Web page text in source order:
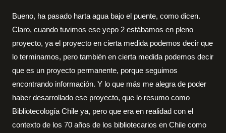
Bueno, ha pasado harta agua bajo el puente, como dicen.
Claro, cuando tuvimos ese yepo 2 estábamos en pleno
proyecto, ya el proyecto en cierta medida podemos decir que
lo terminamos, pero también en cierta medida podemos decir
que es un proyecto permanente, porque seguimos
encontrando información. Y lo que más me alegra de poder
haber desarrollado ese proyecto, que lo resumo como
Bibliotecología Chile ya, pero que era en realidad con el
contexto de los 70 años de los bibliotecarios en Chile como